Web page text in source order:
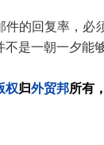
件的回复率，必
是一朝一夕能
权归外贸邦所有